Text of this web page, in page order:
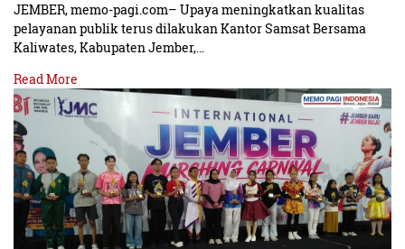
JEMBER, memo-pagi.com– Upaya meningkatkan kualitas
pelayanan publik terus dilakukan Kantor Samsat Bersama
Kaliwates, Kabupaten Jember,…
Read More